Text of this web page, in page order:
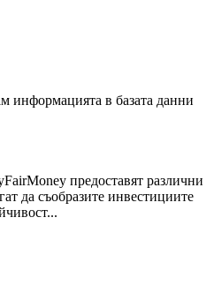
информацията в базата данни
предоставят различни
да съобразите инвестициите